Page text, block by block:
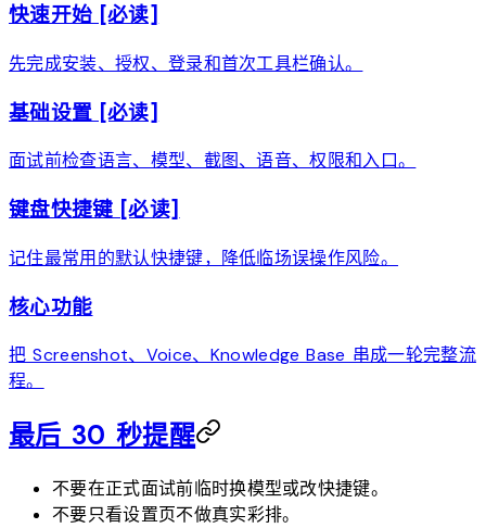
快速开始 [必读]
先完成安装、授权、登录和首次工具栏确认。
基础设置 [必读]
面试前检查语言、模型、截图、语音、权限和入口。
键盘快捷键 [必读]
记住最常用的默认快捷键，降低临场误操作风险。
核心功能
把 Screenshot、Voice、Knowledge Base 串成一轮完整流
程。
最后 30 秒提醒
不要在正式面试前临时换模型或改快捷键。
不要只看设置页不做真实彩排。